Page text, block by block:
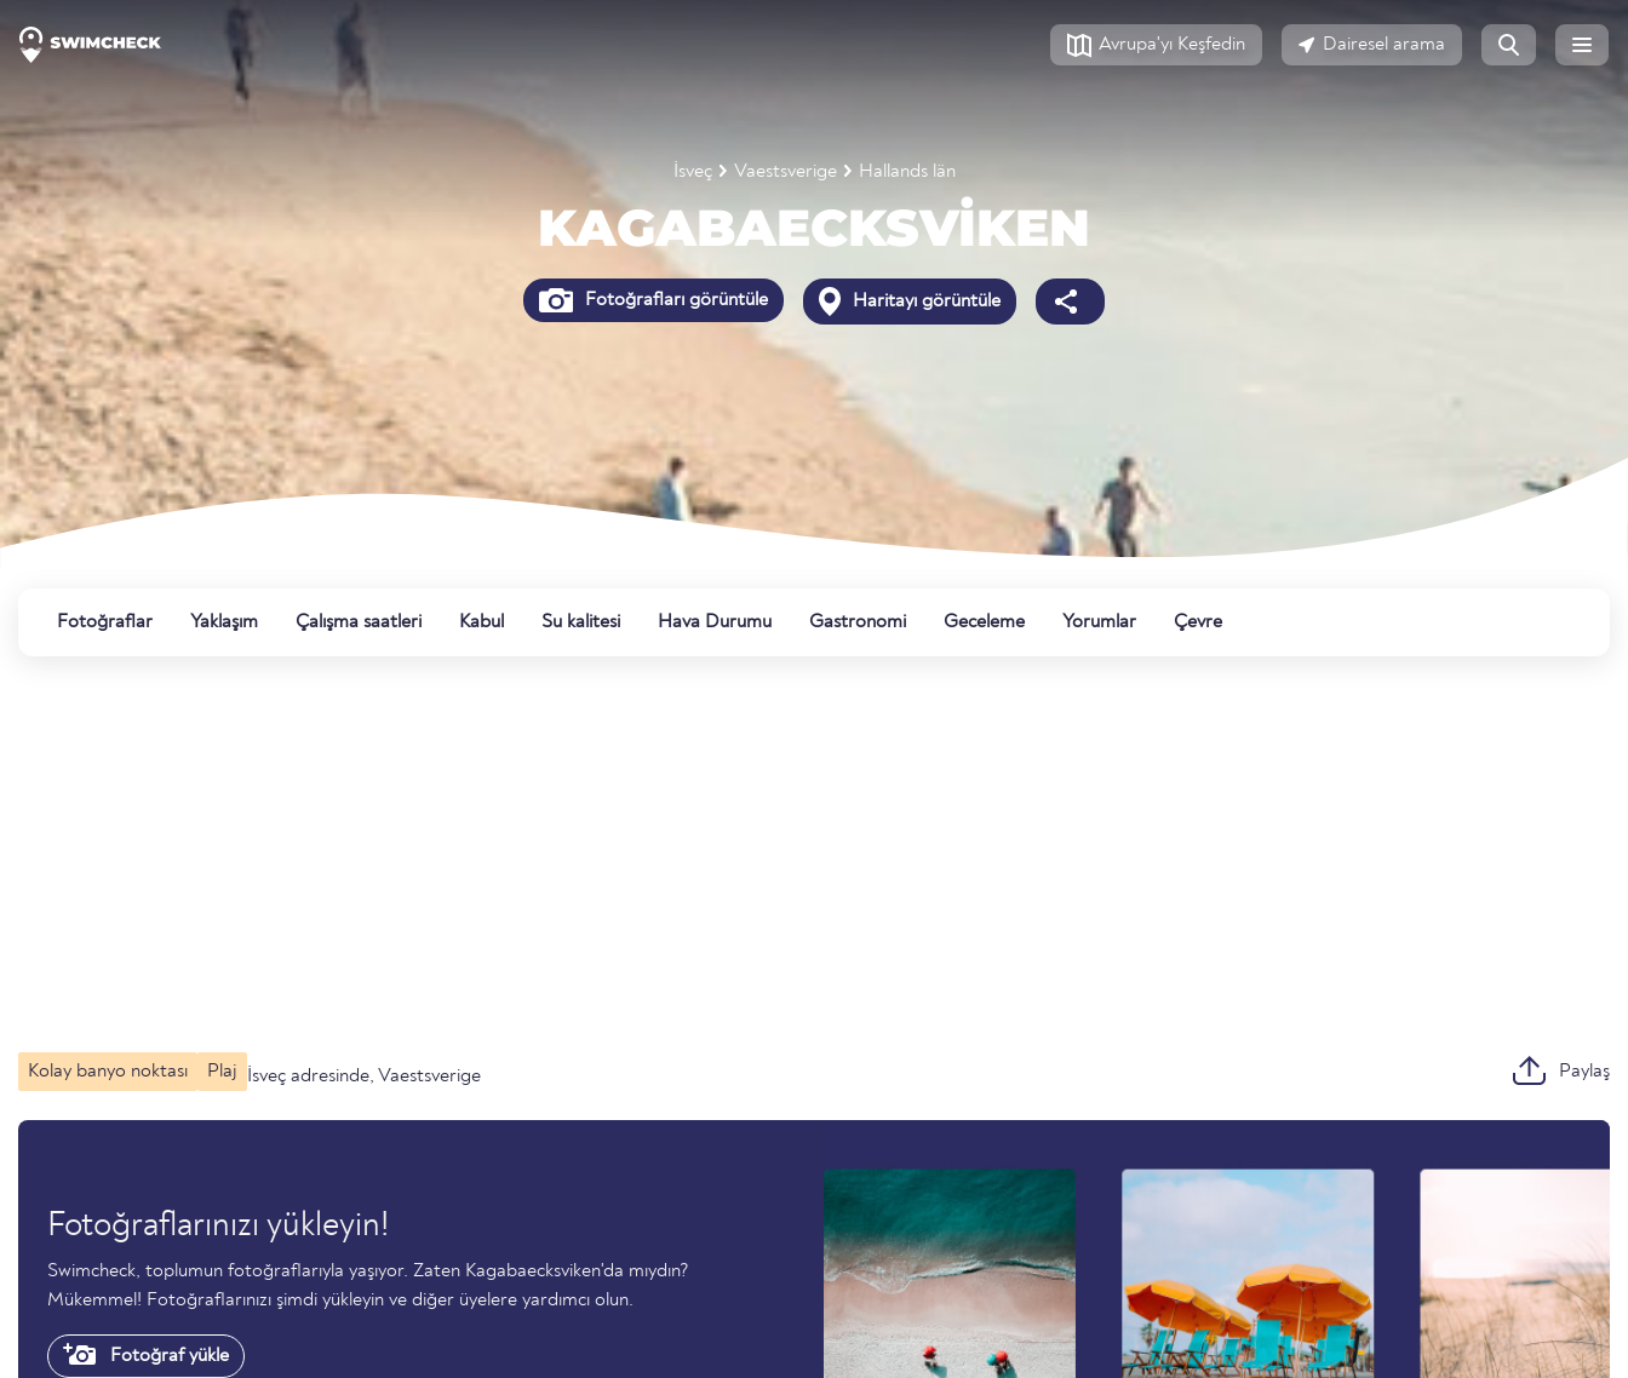
Avrupa'yı Keşfedin Dairesel arama
İsveç Vaestsverige Hallands län
KAGABAECKSVIKEN
Fotoğrafları görüntüle Haritayı görüntüle
Fotoğraflar Yaklaşım Çalışma saatleri Kabul Su kalitesi Hava Durumu Gastronomi Geceleme Yorumlar Çevre
Kolay banyo noktası Plaj İsveç adresinde, Vaestsverige Paylaş
Fotoğraflarınızı yükleyin!
Swimcheck, toplumun fotoğraflarıyla yaşıyor. Zaten Kagabaecksviken'da mıydın?
Mükemmel! Fotoğraflarınızı şimdi yükleyin ve diğer üyelere yardımcı olun.
Fotoğraf yükle